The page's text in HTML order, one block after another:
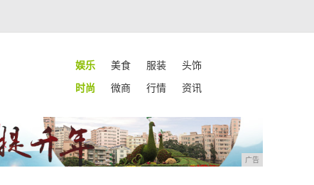
娱乐 美食 服装
头饰
时尚 微商 行情 资讯
广告